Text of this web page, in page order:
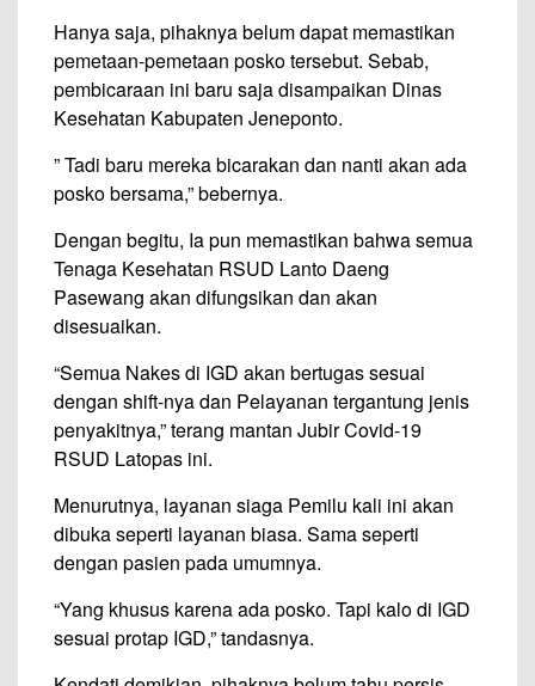
Hanya saja, pihaknya belum dapat memastikan
pemetaan-pemetaan posko tersebut. Sebab,
pembicaraan ini baru saja disampaikan Dinas
Kesehatan Kabupaten Jeneponto.
” Tadi baru mereka bicarakan dan nanti akan ada
posko bersama,” bebernya.
Dengan begitu, Ia pun memastikan bahwa semua
Tenaga Kesehatan RSUD Lanto Daeng
Pasewang akan difungsikan dan akan
disesuaikan.
“Semua Nakes di IGD akan bertugas sesuai
dengan shift-nya dan Pelayanan tergantung jenis
penyakitnya,” terang mantan Jubir Covid-19
RSUD Latopas ini.
Menurutnya, layanan siaga Pemilu kali ini akan
dibuka seperti layanan biasa. Sama seperti
dengan pasien pada umumnya.
“Yang khusus karena ada posko. Tapi kalo di IGD
sesuai protap IGD,” tandasnya.